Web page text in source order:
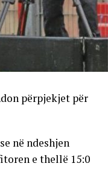
përpjekjet për
në ndeshjen
e thellë 15:0